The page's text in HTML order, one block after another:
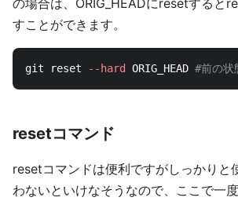
すことができます。
git reset --hard ORIG_HEAD #前の状
resetコマンド
resetコマンドは便利ですがしっかりと
わないといけなそうなので、ここで一